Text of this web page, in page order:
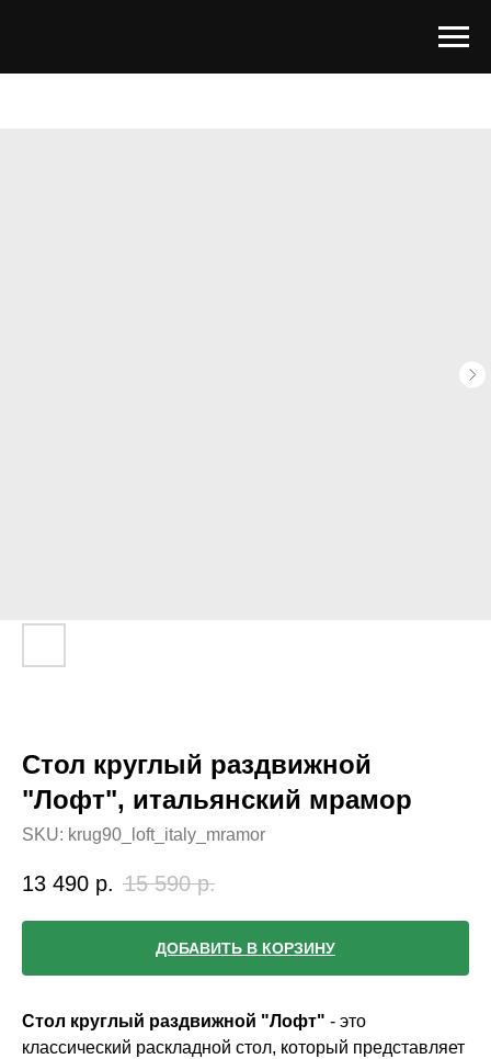
Стол круглый раздвижной
"Лофт", итальянский мрамор
SKU: krug90_loft_italy_mramor
13 490 р. 15 590 р.
ДОБАВИТЬ В КОРЗИНУ
Стол круглый раздвижной "Лофт" - это
классический раскладной стол, который представляет